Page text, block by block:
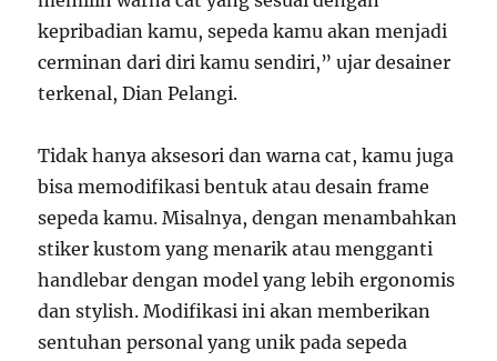
kepribadian kamu, sepeda kamu akan menjadi
cerminan dari diri kamu sendiri,” ujar desainer
terkenal, Dian Pelangi.
Tidak hanya aksesori dan warna cat, kamu juga
bisa memodifikasi bentuk atau desain frame
sepeda kamu. Misalnya, dengan menambahkan
stiker kustom yang menarik atau mengganti
handlebar dengan model yang lebih ergonomis
dan stylish. Modifikasi ini akan memberikan
sentuhan personal yang unik pada sepeda